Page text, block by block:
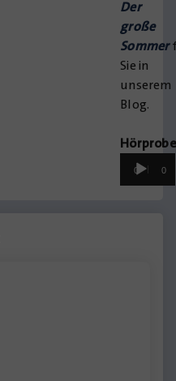
Der
große
Sommer
Sie in
unserem
Blog.
Hörprobe
Audio-
Player
00:00